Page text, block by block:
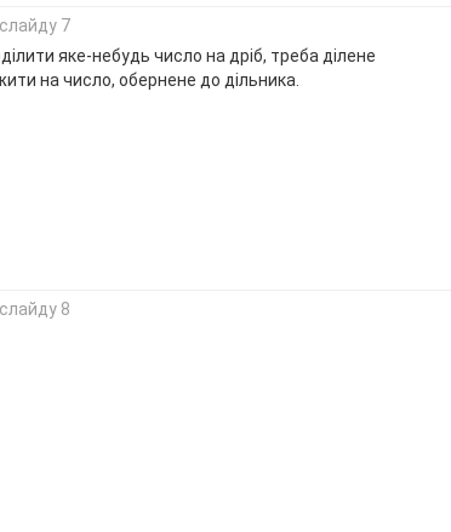
7
яке-небудь число на дріб, треба ділене
на число, обернене до дільника.
8